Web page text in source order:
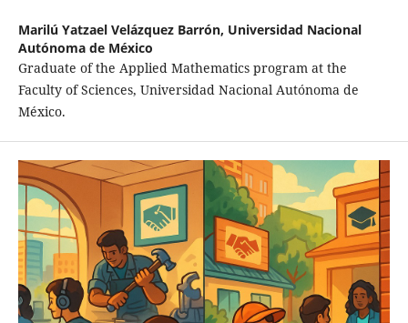
Marilú Yatzael Velázquez Barrón, Universidad Nacional
Autónoma de México
Graduate of the Applied Mathematics program at the
Faculty of Sciences, Universidad Nacional Autónoma de
México.